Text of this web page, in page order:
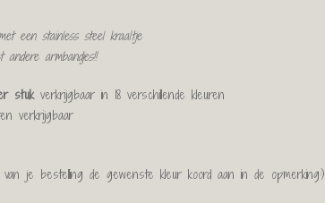
een stainless steel kraaltje
armbandjes!!
stuk verkrijgbaar in 18 verschillende kleuren
verkrijgbaar
je bestelling de gewenste kleur koord aan in de opmerking:)